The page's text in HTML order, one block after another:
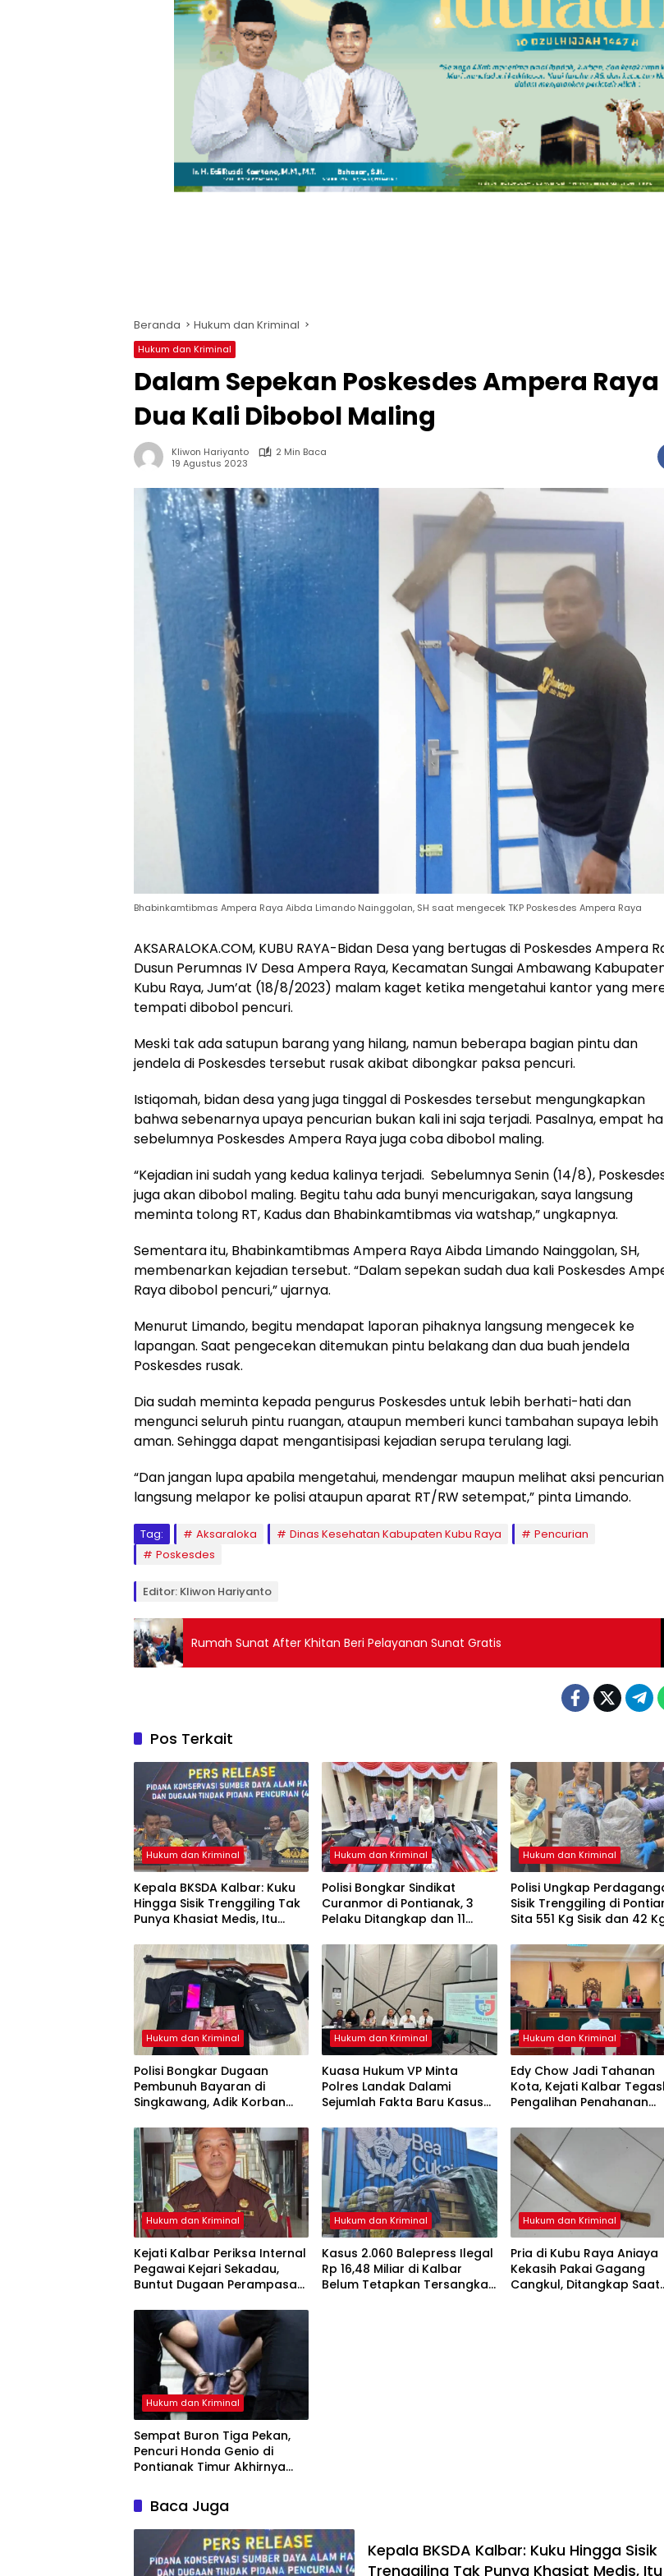
Beranda Hukum dan Kriminal
Hukum dan Kriminal
Dalam Sepekan Poskesdes Ampera Raya
Dua Kali Dibobol Maling
Kliwon Hariyanto
2 Min Baca
19 Agustus 2023
Bhabinkamtibmas Ampera Raya Aibda Limando Nainggolan, SH saat mengecek TKP Poskesdes Ampera Raya
AKSARALOKA.COM, KUBU RAYA-Bidan Desa yang bertugas di Poskesdes Ampera
Dusun Perumnas IV Desa Ampera Raya, Kecamatan Sungai Ambawang
Kubu Raya, Jum’at (18/8/2023) malam kaget ketika mengetahui kantor yang
tempati dibobol pencuri.
Meski tak ada satupun barang yang hilang, namun beberapa bagian pintu dan
jendela di Poskesdes tersebut rusak akibat dibongkar paksa pencuri.
Istiqomah, bidan desa yang juga tinggal di Poskesdes tersebut mengungkapkan
bahwa sebenarnya upaya pencurian bukan kali ini saja terjadi. Pasalnya, empat
sebelumnya Poskesdes Ampera Raya juga coba dibobol maling.
“Kejadian ini sudah yang kedua kalinya terjadi. Sebelumnya Senin (14/8),
juga akan dibobol maling. Begitu tahu ada bunyi mencurigakan, saya langsung
meminta tolong RT, Kadus dan Bhabinkamtibmas via watshap,” ungkapnya.
Sementara itu, Bhabinkamtibmas Ampera Raya Aibda Limando Nainggolan, SH,
membenarkan kejadian tersebut. “Dalam sepekan sudah dua kali Poskesdes
Raya dibobol pencuri,” ujarnya.
Menurut Limando, begitu mendapat laporan pihaknya langsung mengecek ke
lapangan. Saat pengecekan ditemukan pintu belakang dan dua buah jendela
Poskesdes rusak.
Dia sudah meminta kepada pengurus Poskesdes untuk lebih berhati-hati dan
mengunci seluruh pintu ruangan, ataupun memberi kunci tambahan supaya lebih
aman. Sehingga dapat mengantisipasi kejadian serupa terulang lagi.
“Dan jangan lupa apabila mengetahui, mendengar maupun melihat aksi pencurian
langsung melapor ke polisi ataupun aparat RT/RW setempat,” pinta Limando.
Tag: Aksaraloka Dinas Kesehatan Kabupaten Kubu Raya
Pencurian
Poskesdes
Editor: Kliwon Hariyanto
Rumah Sunat After Khitan Beri Pelayanan Sunat Gratis
Pos Terkait
Hukum dan Kriminal
Kepala BKSDA Kalbar: Kuku
Hingga Sisik Trenggiling Tak
Punya Khasiat Medis, Itu
Hukum dan Kriminal
Polisi Bongkar Sindikat
Curanmor di Pontianak, 3
Pelaku Ditangkap dan 11
Hukum dan Kriminal
Polisi Ungkap
Sisik Trenggiling di
Sita 551 Kg Sisik dan 42
Hukum dan Kriminal
Polisi Bongkar Dugaan
Pembunuh Bayaran di
Singkawang, Adik Korban
Hukum dan Kriminal
Kuasa Hukum VP Minta
Polres Landak Dalami
Sejumlah Fakta Baru Kasus
Hukum dan Kriminal
Edy Chow Jadi Tahanan
Kota, Kejati Kalbar
Pengalihan Penahanan
Hukum dan Kriminal
Kejati Kalbar Periksa Internal
Pegawai Kejari Sekadau,
Buntut Dugaan Perampasan
Hukum dan Kriminal
Kasus 2.060 Balepress Ilegal
Rp 16,48 Miliar di Kalbar
Belum Tetapkan Tersangka,
Hukum dan Kriminal
Pria di Kubu Raya Aniaya
Kekasih Pakai Gagang
Cangkul, Ditangkap Saat
Hukum dan Kriminal
Sempat Buron Tiga Pekan,
Pencuri Honda Genio di
Pontianak Timur Akhirnya
Baca Juga
Kepala BKSDA Kalbar: Kuku Hingga Sisik
Trenggiling Tak Punya Khasiat Medis, Itu